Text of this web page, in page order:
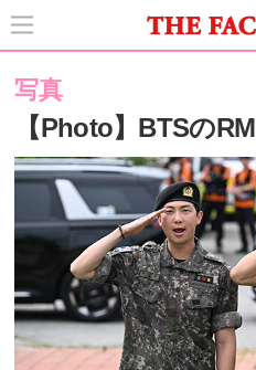
写真
【Photo】BTSの